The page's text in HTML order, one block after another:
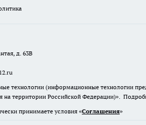
д. 63В
технологии (информационные технологии
на территории Российской Федерации)».
принимаете условия «Cоглашения»